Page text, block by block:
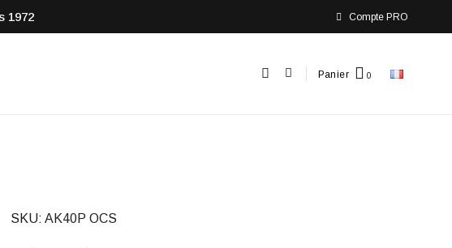
1972 Compte PRO
Panier
SKU AK40P OCS